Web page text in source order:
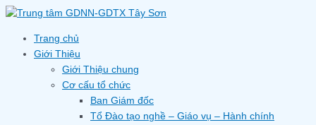
Skip
contentTrang chủ
Giới Thiệu
Giới Thiệu chung
Cơ cấu tổ chức
Ban Giám đốc
Tổ Đào tạo nghề – Giáo vụ – Hành chính